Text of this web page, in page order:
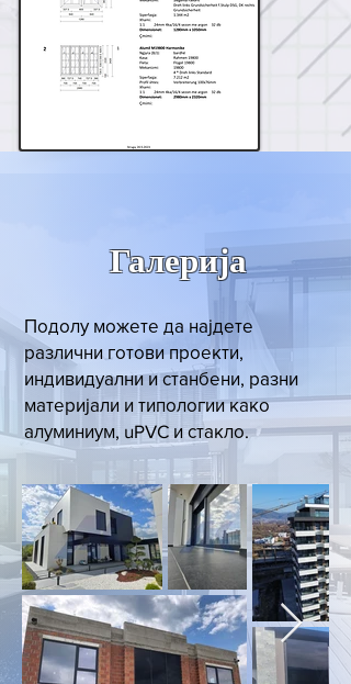
Галерија
Подолу можете да најдете
различни готови проекти,
индивидуални и станбени, разни
материјали и типологии како
алуминиум, uPVC и стакло.